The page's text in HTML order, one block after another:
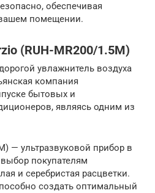
обеспечивая
помещении.
(RUH-MR200/1.5M)
увлажнитель воздуха
компания
бытовых и
являясь одним из
— ультразвуковой прибор в
покупателям
и серебристая расцветки.
создать оптимальный